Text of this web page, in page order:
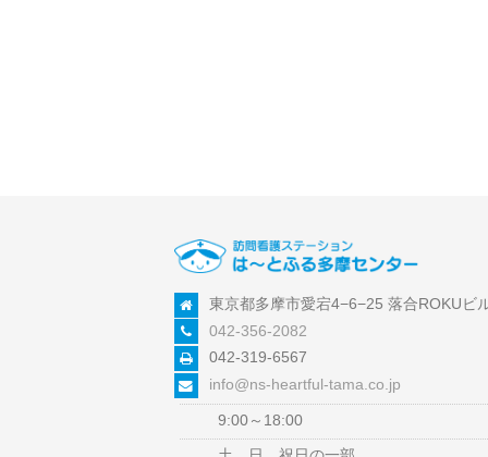
東京都多摩市愛宕4−6−25 落合ROKUビ
042-356-2082
042-319-6567
info@ns-heartful-tama.co.jp
9:00～18:00